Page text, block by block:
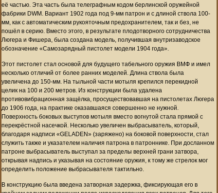
её частью. Эта часть была телеграфным кодом берлинской оружейной
фабрики DWM. Вариант 1902 года под 9-мм патрон и с длиной ствола 100-
мм, как с автоматическим рукояточным предохранителем, так и без, не
пошёл в серию. Вместо этого, в результате плодотворного сотрудничества
Люгера и Фишера, была создана модель, получившая внутризаводское
обозначение «Самозарядный пистолет модели 1904 года».
Этот пистолет стал основой для будущего табельного оружия ВМФ и имел
несколько отличий от более ранних моделей. Длина ствола была
увеличена до 150-мм. На тыльной части мотыля крепился перекидной
целик на 100 и 200 метров. Из конструкции была удалена
противовибрационная защёлка, просуществовавшая на пистолетах Люгера
до 1906 года, на практике оказавшаяся совершенно не нужной.
Поверхность боковых выступов мотыля вместо вогнутой стала прямой с
перекрёстной насечкой. Несколько увеличен выбрасыватель, который,
благодаря надписи «GELADEN» (заряжено) на боковой поверхности, стал
служить также и указателем наличия патрона в патроннике. При досланном
патроне выбрасыватель выступал за пределы верхней грани затвора,
открывая надпись и указывая на состояние оружия, к тому же стрелок мог
определить положение выбрасывателя тактильно.
В конструкцию была введена затворная задержка, фиксирующая его в